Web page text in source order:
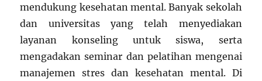
mendukung kesehatan mental. Banyak sekolah
dan universitas yang telah menyediakan
layanan konseling untuk siswa, serta
mengadakan seminar dan pelatihan mengenai
manajemen stres dan kesehatan mental. Di